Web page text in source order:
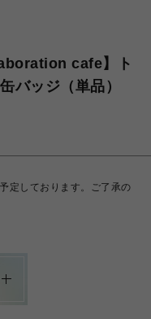
cafe】ト
バッジ（単品）
定しております。ご了承の